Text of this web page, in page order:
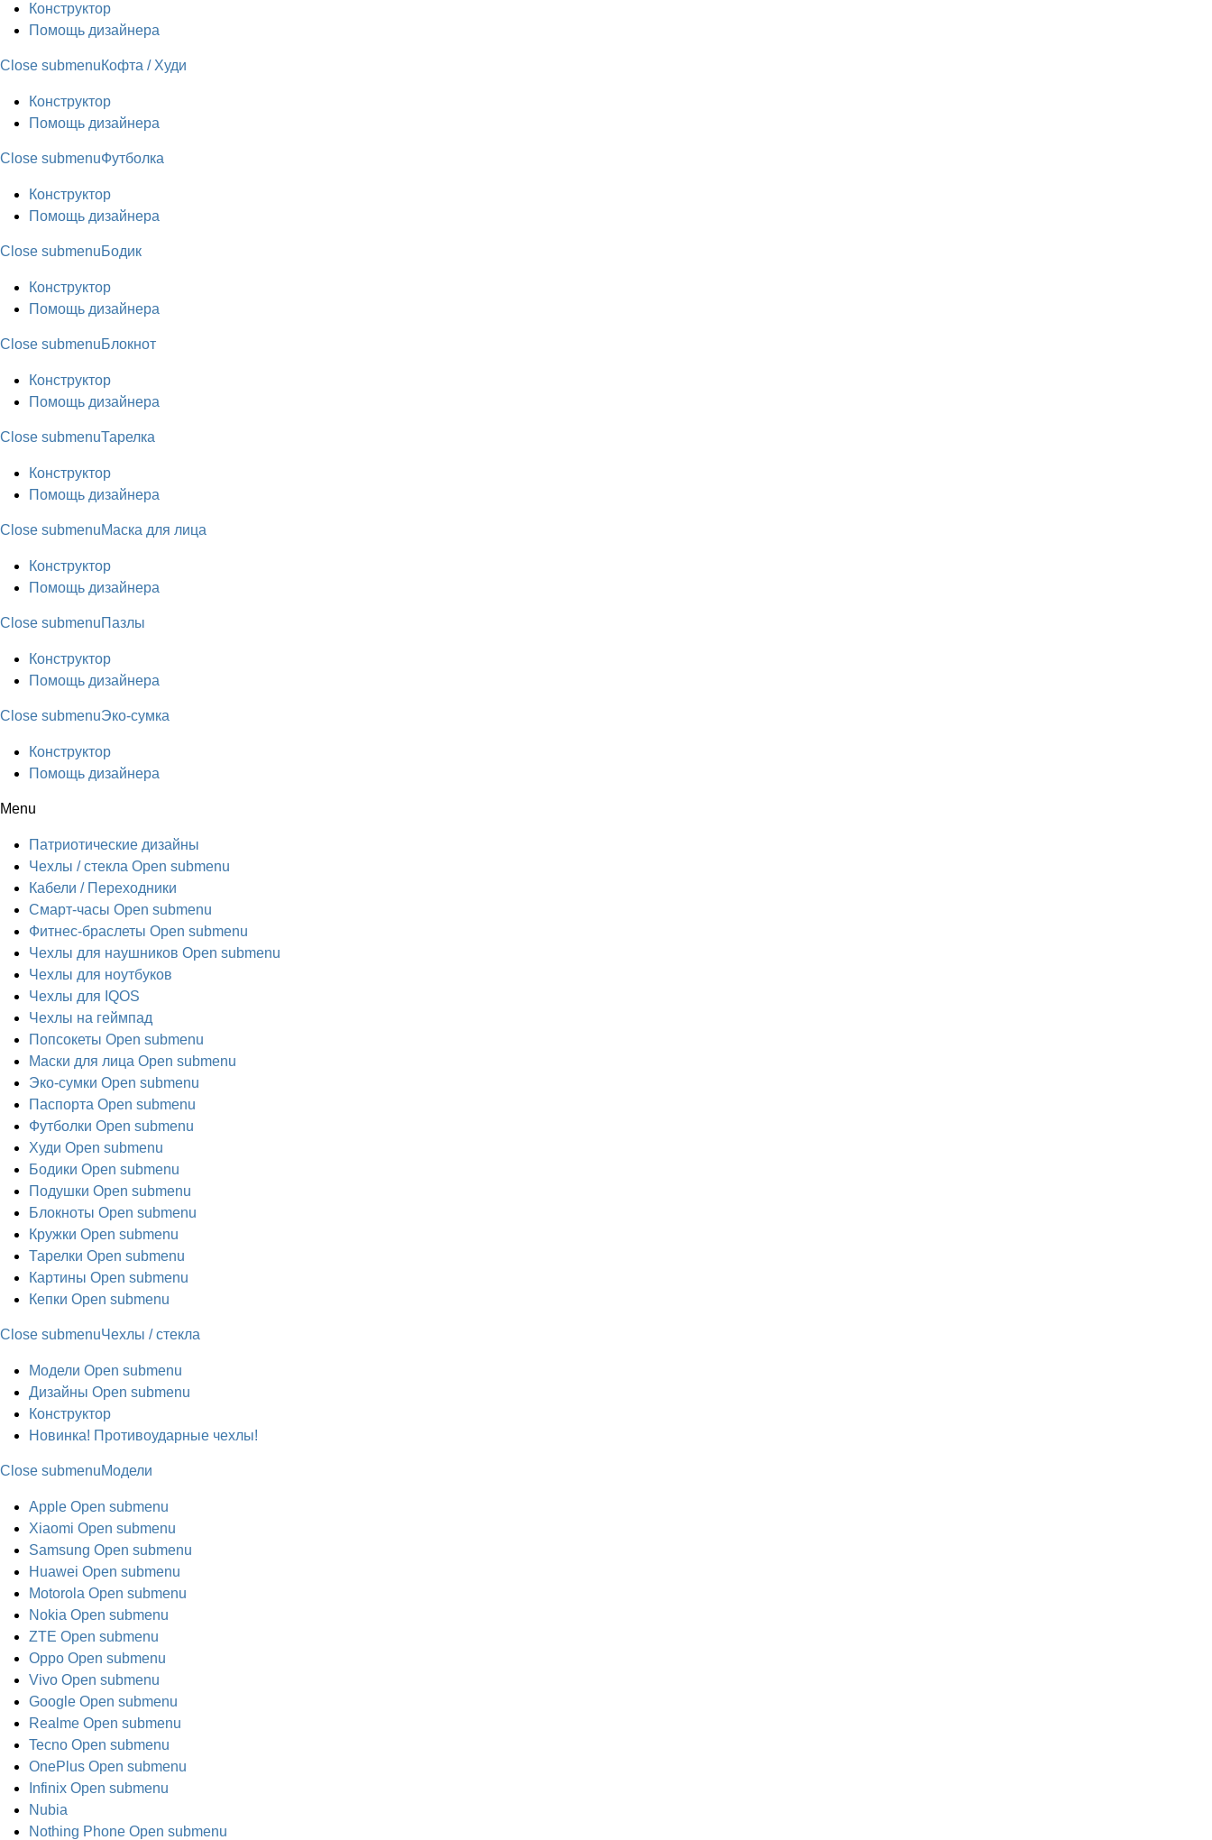
Конструктор
Помощь дизайнера
Close submenuКофта / Худи
Конструктор
Помощь дизайнера
Close submenuФутболка
Конструктор
Помощь дизайнера
Close submenuБодик
Конструктор
Помощь дизайнера
Close submenuБлокнот
Конструктор
Помощь дизайнера
Close submenuТарелка
Конструктор
Помощь дизайнера
Close submenuМаска для лица
Конструктор
Помощь дизайнера
Close submenuПазлы
Конструктор
Помощь дизайнера
Close submenuЭко-сумка
Конструктор
Помощь дизайнера
Menu
Патриотические дизайны
Чехлы / стекла Open submenu
Кабели / Переходники
Смарт-часы Open submenu
Фитнес-браслеты Open submenu
Чехлы для наушников Open submenu
Чехлы для ноутбуков
Чехлы для IQOS
Чехлы на геймпад
Попсокеты Open submenu
Маски для лица Open submenu
Эко-сумки Open submenu
Паспорта Open submenu
Футболки Open submenu
Худи Open submenu
Бодики Open submenu
Подушки Open submenu
Блокноты Open submenu
Кружки Open submenu
Тарелки Open submenu
Картины Open submenu
Кепки Open submenu
Close submenuЧехлы / стекла
Модели Open submenu
Дизайны Open submenu
Конструктор
Новинка! Противоударные чехлы!
Close submenuМодели
Apple Open submenu
Xiaomi Open submenu
Samsung Open submenu
Huawei Open submenu
Motorola Open submenu
Nokia Open submenu
ZTE Open submenu
Oppo Open submenu
Vivo Open submenu
Google Open submenu
Realme Open submenu
Tecno Open submenu
OnePlus Open submenu
Infinix Open submenu
Nubia
Nothing Phone Open submenu